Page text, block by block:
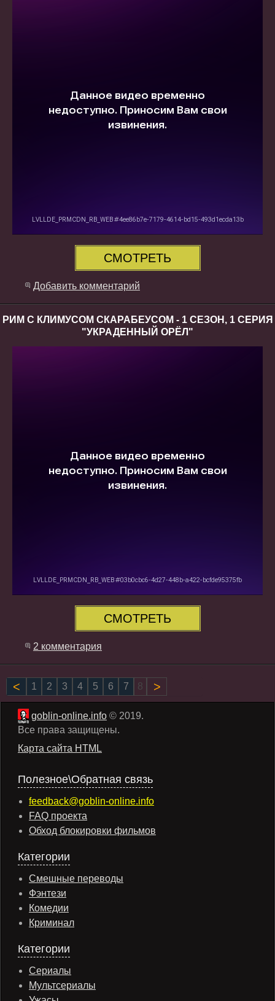
СМОТРЕТЬ
Добавить комментарий
РИМ С КЛИМУСОМ СКАРАБЕУСОМ - 1 СЕЗОН, 1 СЕРИЯ
"УКРАДЕННЫЙ ОРЁЛ"
СМОТРЕТЬ
2 комментария
Назад1 2 3 4 5 6 7 8 Вперёд
goblin-online.info © 2019.
Все права защищены.
Карта сайта HTML
Полезное\Обратная связь
feedback@goblin-online.info
FAQ проекта
Обход блокировки фильмов
Категории
Смешные переводы
Фэнтези
Комедии
Криминал
Категории
Сериалы
Мультсериалы